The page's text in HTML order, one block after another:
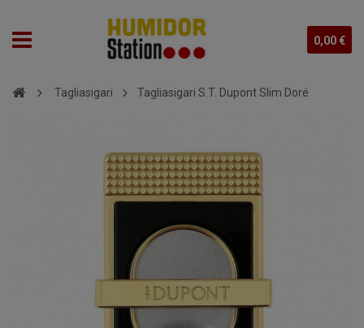
0,00 €
Tagliasigari Tagliasigari S.T. Dupont Slim Doré